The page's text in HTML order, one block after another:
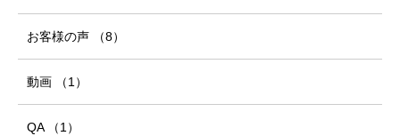
お客様の声 （8）
動画 （1）
QA （1）